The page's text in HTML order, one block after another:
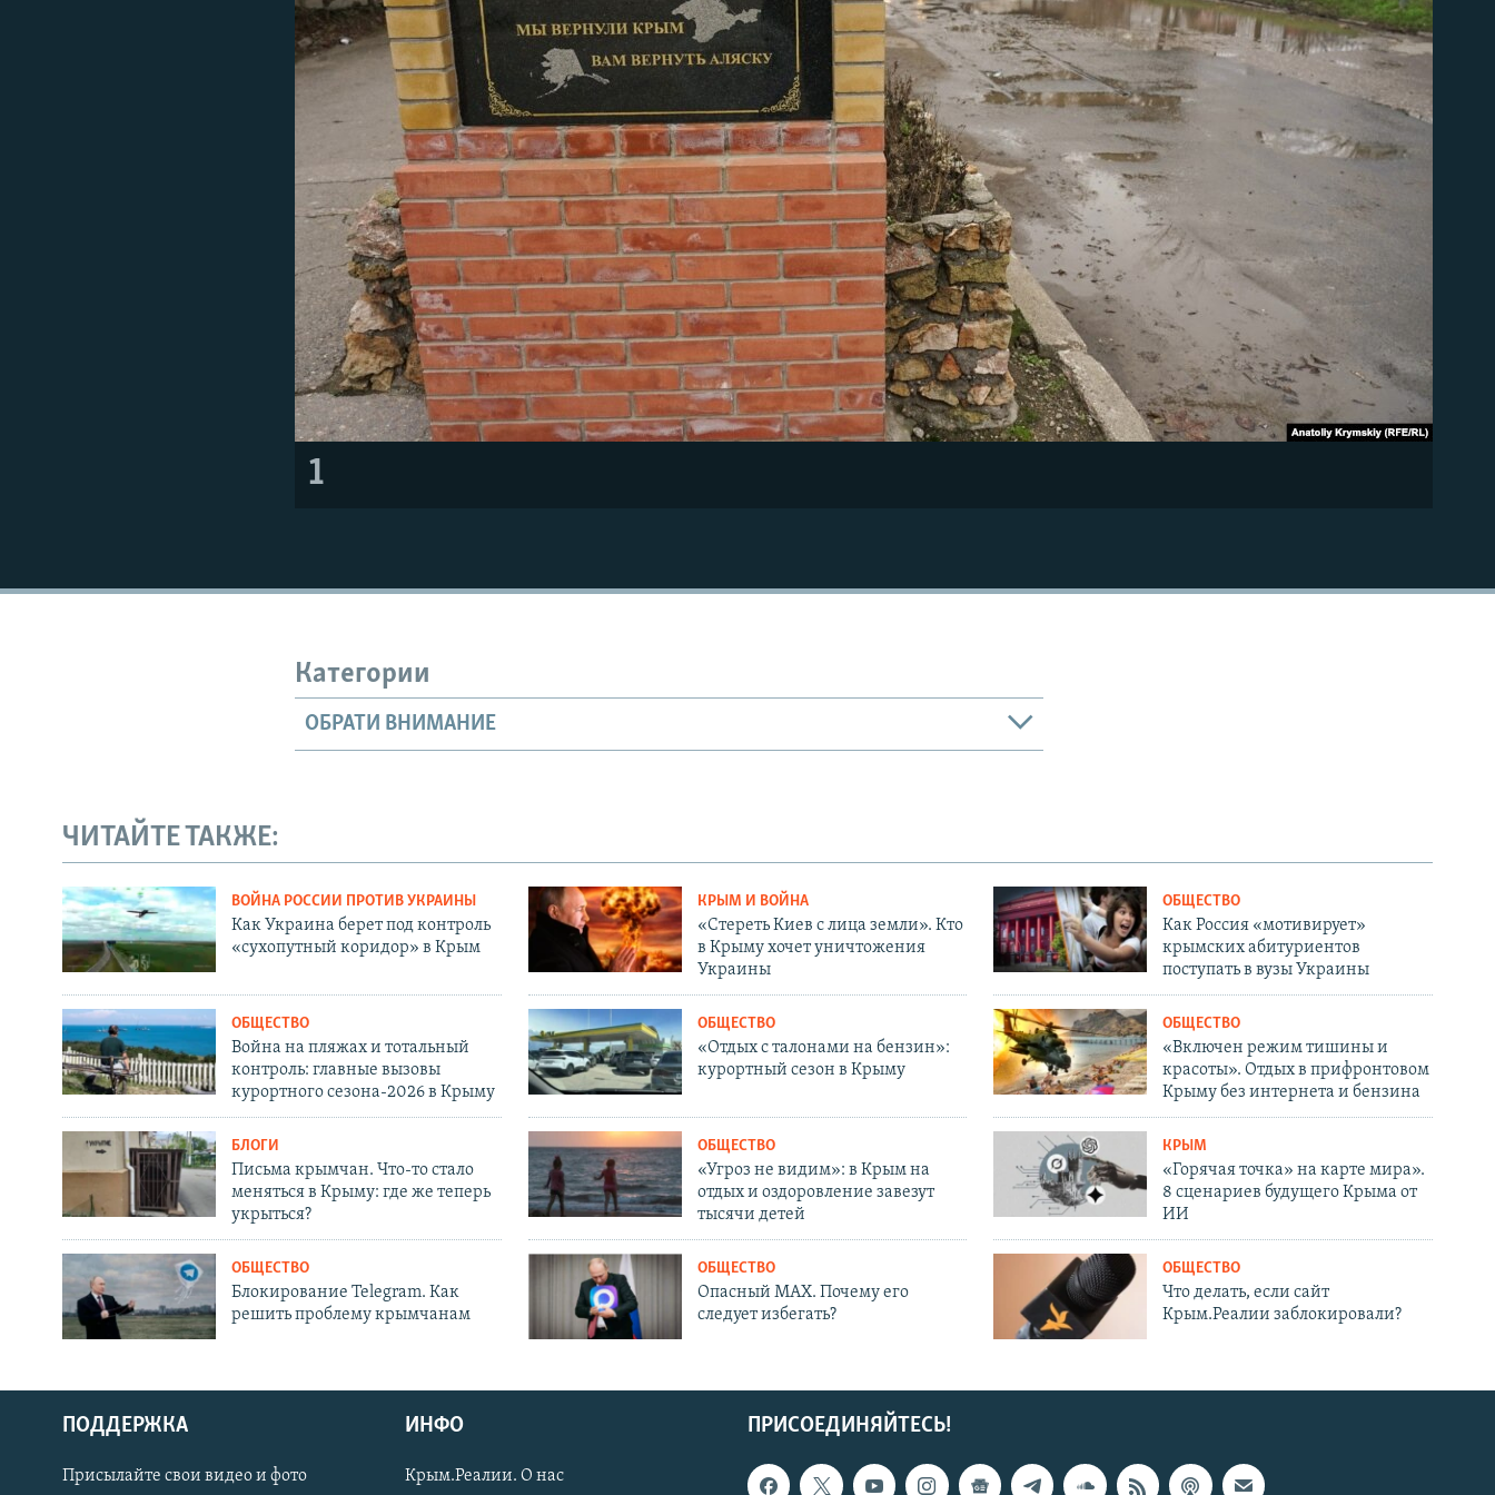
Українською
1
Категории
ОБРАТИ ВНИМАНИЕ
ЧИТАЙТЕ ТАКЖЕ:
ВОЙНА РОССИИ ПРОТИВ УКРАИНЫ
Как Украина берет под контроль
«сухопутный коридор» в Крым
КРЫМ И ВОЙНА
«Стереть Киев с лица земли». Кто
в Крыму хочет уничтожения
Украины
ОБЩЕСТВО
Как Россия «мотивирует»
крымских абитуриентов
поступать в вузы Украины
ОБЩЕСТВО
Война на пляжах и тотальный
контроль: главные вызовы
курортного сезона-2026 в Крыму
ОБЩЕСТВО
«Отдых с талонами на бензин»:
курортный сезон в Крыму
ОБЩЕСТВО
«Включен режим тишины и
красоты». Отдых в прифронтовом
Крыму без интернета и бензина
БЛОГИ
Письма крымчан. Что-то стало
меняться в Крыму: где же теперь
укрыться?
ОБЩЕСТВО
«Угроз не видим»: в Крым на
отдых и оздоровление завезут
тысячи детей
КРЫМ
«Горячая точка» на карте мира».
8 сценариев будущего Крыма от
ИИ
ОБЩЕСТВО
Блокирование Telegram. Как
решить проблему крымчанам
ОБЩЕСТВО
Опасный MAX. Почему его
следует избегать?
ОБЩЕСТВО
Что делать, если сайт
Крым.Реалии заблокировали?
ПРИСОЕДИНЯЙТЕСЬ!
ПОДДЕРЖКА
Присылайте свои видео и фото
ИНФО
Крым.Реалии. О нас